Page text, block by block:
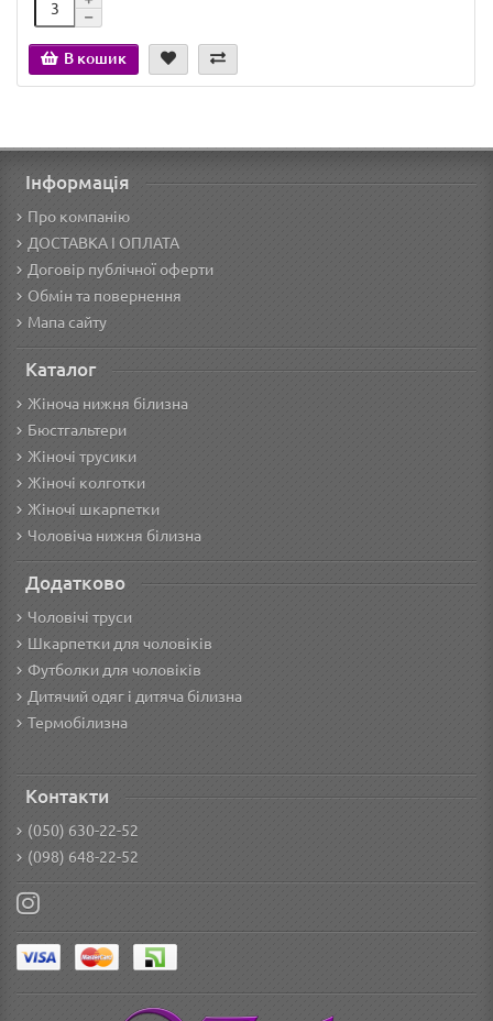
В кошик
Інформація
Про компанію
ДОСТАВКА І ОПЛАТА
Договір публічної оферти
Обмін та повернення
Мапа сайту
Каталог
Жіноча нижня білизна
Бюстгальтери
Жіночі трусики
Жіночі колготки
Жіночі шкарпетки
Чоловіча нижня білизна
Додатково
Чоловічі труси
Шкарпетки для чоловіків
Футболки для чоловіків
Дитячий одяг і дитяча білизна
Термобілизна
Контакти
(050) 630-22-52
(098) 648-22-52